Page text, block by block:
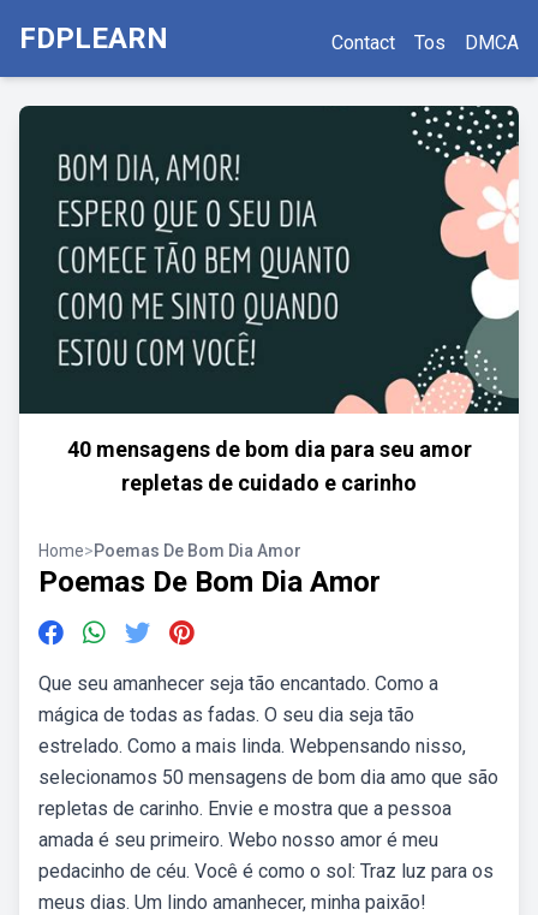
FDPLEARN Contact Tos DMCA
40 mensagens de bom dia para seu amor
repletas de cuidado e carinho
Home>Poemas De Bom Dia Amor
Poemas De Bom Dia Amor
Que seu amanhecer seja tão encantado. Como a
mágica de todas as fadas. O seu dia seja tão
estrelado. Como a mais linda. Webpensando nisso,
selecionamos 50 mensagens de bom dia amo que são
repletas de carinho. Envie e mostra que a pessoa
amada é seu primeiro. Webo nosso amor é meu
pedacinho de céu. Você é como o sol: Traz luz para os
meus dias. Um lindo amanhecer, minha paixão!